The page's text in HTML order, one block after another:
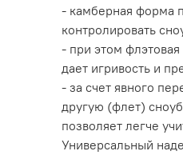
- камберная форма
контролировать
- при этом
дает игривость и
- за счет явного
другую (флет)
позволяет легче
Универсальный